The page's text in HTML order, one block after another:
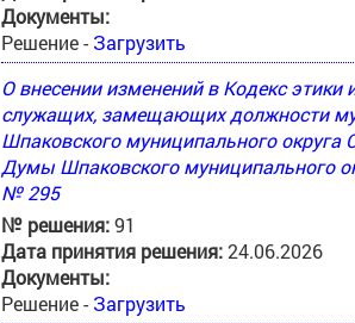
Документы:
Решение - Загрузить
О внесении изменений в Кодекс
служащих, замещающих должности
Шпаковского муниципального
Думы Шпаковского муниципального
№ 295
№ решения:91
Дата принятия решения:24.06.2026
Документы:
Решение - Загрузить